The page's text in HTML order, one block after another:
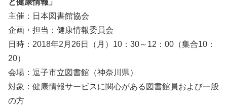
と健康情報」
主催：日本図書館協会
企画・担当：健康情報委員会
日時：2018年2月26日（月）10：30～12：00（集合10：
20）
会場：逗子市立図書館（神奈川県）
対象：健康情報サービスに関心がある図書館員および一般
の方